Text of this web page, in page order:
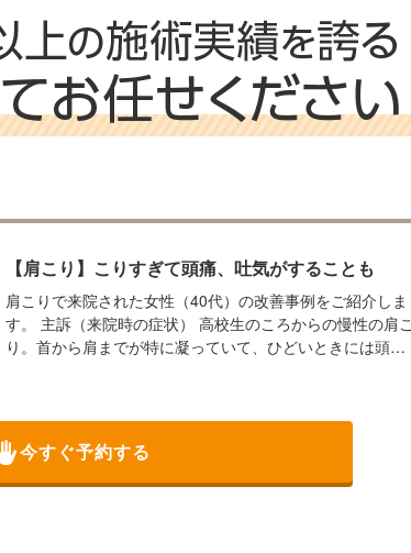
【肩こり】こりすぎて頭痛、吐気がすることも
肩こりで来院された女性（40代）の改善事例をご紹介しま
す。 主訴（来院時の症状） 高校生のころからの慢性の肩こ
り。首から肩までが特に凝っていて、ひどいときには頭…
今すぐ予約する